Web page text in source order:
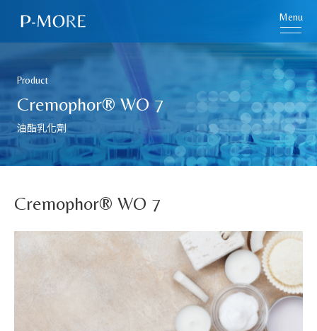
Menu
Product
Cremophor® WO 7
油酯乳化劑
Cremophor® WO 7